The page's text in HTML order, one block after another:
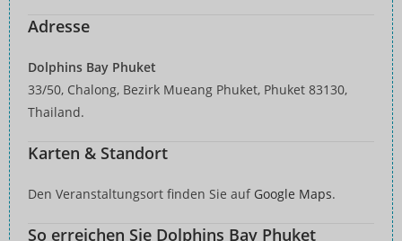
Adresse
Dolphins Bay Phuket
33/50, Chalong, Bezirk Mueang Phuket, Phuket 83130,
Thailand.
Karten & Standort
Den Veranstaltungsort finden Sie auf Google Maps.
So erreichen Sie Dolphins Bay Phuket